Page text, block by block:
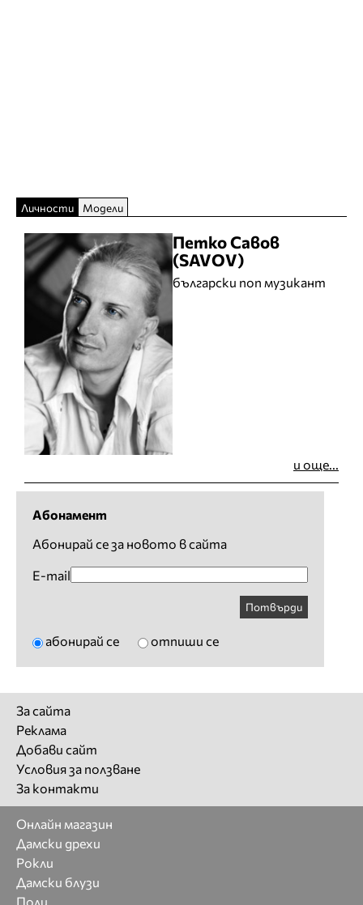
Личности Модели
Петко Савов
(SAVOV)
български поп музикант
и още...
Абонамент
Абонирай се за новото в сайта
E-mail
Потвърди
абонирай се отпиши се
За сайта
Реклама
Добави сайт
Условия за ползване
За контакти
Онлайн магазин
Дамски дрехи
Рокли
Дамски блузи
Поли